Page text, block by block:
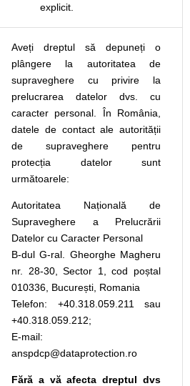
explicit.
Aveți dreptul să depuneți o
plângere la autoritatea de
supraveghere cu privire la
prelucrarea datelor dvs. cu
caracter personal. În România,
datele de contact ale autorității
de supraveghere pentru
protecția datelor sunt
următoarele:
Autoritatea Națională de
Supraveghere a Prelucrării
Datelor cu Caracter Personal
B-dul G-ral. Gheorghe Magheru
nr. 28-30, Sector 1, cod poștal
010336, București, Romania
Telefon: +40.318.059.211 sau
+40.318.059.212;
E-mail:
anspdcp@dataprotection.ro
Fără a vă afecta dreptul dvs